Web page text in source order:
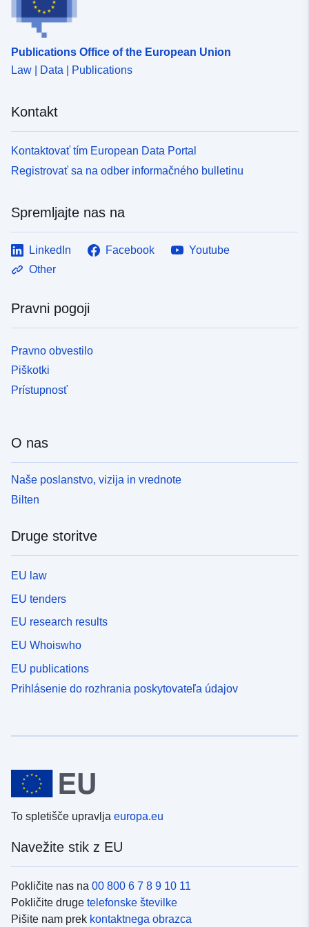
https://www.gbif.org/dataset/search?
project_id=meetnetten.be.
Publications Office of the European Union
Law | Data | Publications
Kontakt
Kontaktovať tím European Data Portal
Registrovať sa na odber informačného bulletinu
Spremljajte nas na
LinkedIn Facebook
Youtube
Other
Pravni pogoji
Pravno obvestilo
Piškotki
Prístupnosť
O nas
Naše poslanstvo, vizija in vrednote
Bilten
Druge storitve
EU law
EU tenders
EU research results
EU Whoiswho
EU publications
Prihlásenie do rozhrania poskytovateľa údajov
To spletišče upravlja europa.eu
Navežite stik z EU
Pokličite nas na 00 800 6 7 8 9 10 11
Pokličite druge telefonske številke
Pišite nam prek kontaktnega obrazca